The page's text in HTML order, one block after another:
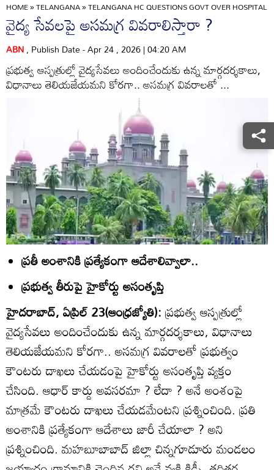
HOME»TELANGANA»TELANGANA HC QUESTIONS GOVT OVER HOSPITAL
వైద్య సేవలపై అసమగ్ర వివరాలిస్తారా ?
ABN, Publish Date - Apr 24 , 2026 | 04:20 AM
ప్రభుత్వ ఆస్పత్రుల్లో వైద్యసేవలు అందించేందుకు ఉన్న మార్గదర్శకాలు,
విధానాలు తెలియజేయమని కోరగా.. అసమగ్ర వివరాలతో ...
ప్రతీ అంశానికి ప్రత్యేకంగా ఆదేశాలివ్వాలా..
ప్రభుత్వ తీరుపై హైకోర్టు అసంతృప్తి
హైదరాబాద్‌, ఏప్రిల్‌ 23(ఆంధ్రజ్యోతి):ప్రభుత్వ ఆస్పత్రుల్లో
వైద్యసేవలు అందించేందుకు ఉన్న మార్గదర్శకాలు, విధానాలు
తెలియజేయమని కోరగా.. అసమగ్ర వివరాలతో ప్రభుత్వం
కౌంటరు దాఖలు చేయడంపై హైకోర్టు అసంతృప్తి వ్యక్తం
చేసింది. ఆధార్‌ కార్డు అవసరమా ? లేదా ? అనే అంశంపై
మాత్రమే కౌంటరు దాఖలు చేయడమేంటని ప్రశ్నించింది. ప్రతి
అంశానికి ప్రత్యేకంగా ఆదేశాలు జారీ చేయాలా ? అని
ప్రశ్నించింది. మహబూబాబాద్‌ జిల్లా చిన్నగూడూరు మండలం